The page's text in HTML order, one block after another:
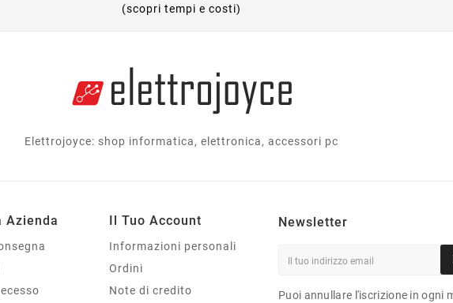
(scopri tempi e costi)
Elettrojoyce: shop informatica, elettronica, accessori pc
Azienda Il Tuo Account
Informazioni personali
Ordini
Note di credito
Newsletter
Puoi annullare l'iscrizione in ogni